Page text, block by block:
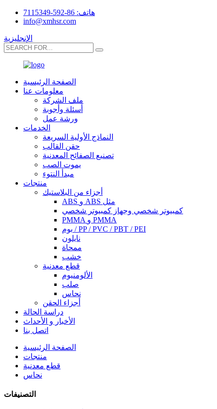
هاتف: 86-592-7115349
info@xmhsr.com
الإنجليزية
الصفحة الرئيسية
معلومات عنا
ملف الشركة
أسئلة وأجوبة
ورشة عمل
الخدمات
النماذج الأولية السريعة
حقن القالب
تصنيع الصفائح المعدنية
يموت الصب
مبدأ النتوء
منتجات
أجزاء من البلاستيك
ABS و ABS مثل
كمبيوتر شخصي وجهاز كمبيوتر شخصي
PMMA و PMMA
بوم / PP / PVC / PBT / PEI
نايلون
ممحاة
خشب
قطع معدنية
الألومنيوم
صلب
نحاس
أجزاء الحقن
دراسة الحالة
الأخبار و الأحداث
اتصل بنا
الصفحة الرئيسية
منتجات
قطع معدنية
نحاس
التصنيفات